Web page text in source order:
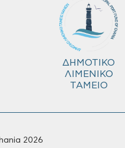
ΔΗΜΟΤΙΚΟ
ΛΙΜΕΝΙΚΟ
ΤΑΜΕΙΟ
2026